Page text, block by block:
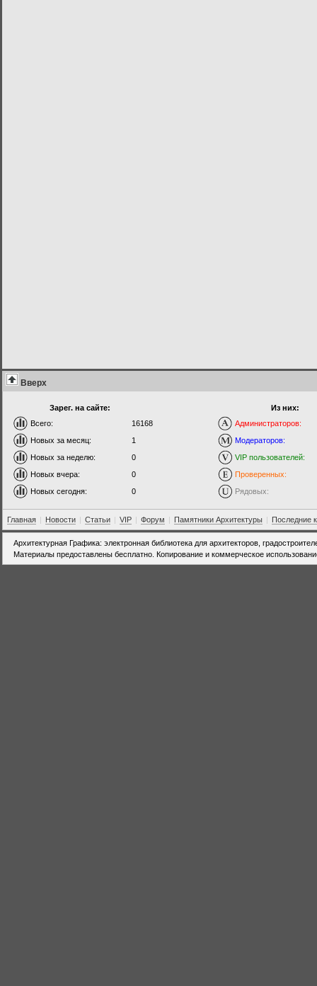
Вверх
Зарег. на сайте:
Всего:
16168
Новых за месяц:
1
Новых за неделю:
0
Новых вчера:
0
Новых сегодня:
0
Из них:
Администраторов:
Модераторов:
VIP пользователей:
Проверенных:
Рядовых:
Главная | Новости | Статьи | VIP | Форум | Памятники Архитектуры | Последние
Архитектурная Графика: электронная библиотека для архитекторов,
Материалы предоставлены бесплатно. Копирование и коммерческое